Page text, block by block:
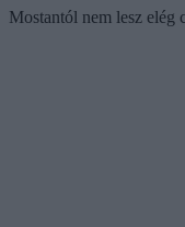
Mostantól nem lesz elég